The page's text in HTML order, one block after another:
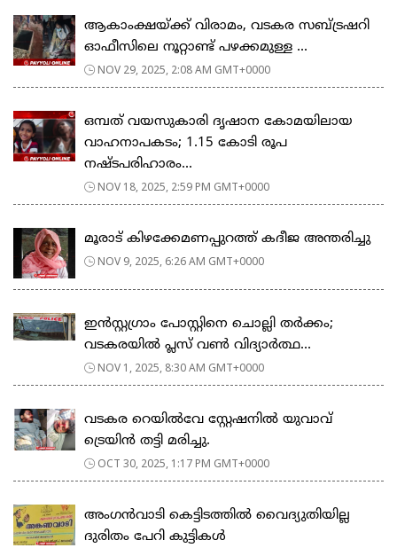
ആകാംക്ഷയ്ക്ക് വിരാമം, വടകര സബ്ട്രഷറി
ഓഫീസിലെ നൂറ്റാണ്ട് പഴക്കമുള്ള ...
NOV 29, 2025, 2:08 AM GMT+0000
ഒമ്പത് വയസുകാരി ദൃഷാന കോമയിലായ
വാഹനാപകടം; 1.15 കോടി രൂപ
നഷ്ടപരിഹാരം...
NOV 18, 2025, 2:59 PM GMT+0000
മൂരാട് കിഴക്കേമണപ്പുറത്ത് കദീജ അന്തരിച്ചു
NOV 9, 2025, 6:26 AM GMT+0000
ഇൻസ്റ്റഗ്രാം പോസ്റ്റിനെ ചൊല്ലി തർക്കം;
വടകരയിൽ പ്ലസ് വൺ വിദ്യാർത്ഥ...
NOV 1, 2025, 8:30 AM GMT+0000
വടകര റെയിൽവേ സ്റ്റേഷനിൽ യുവാവ്
ട്രെയിൻ തട്ടി മരിച്ചു.
OCT 30, 2025, 1:17 PM GMT+0000
അംഗൻവാടി കെട്ടിടത്തിൽ വൈദ്യുതിയില്ല
ദുരിതം പേറി കുട്ടികൾ